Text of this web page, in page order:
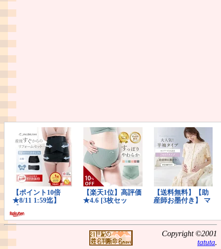
Copyright ©2001
tatuta.